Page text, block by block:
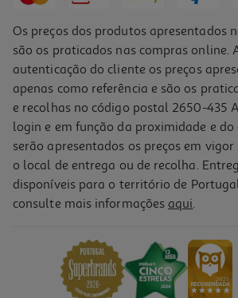
Os preços dos produtos apresentados
são os praticados nas compras online.
autenticação do cliente os preços
apenas como referência e são os
e recolhas no código postal 2650-435
login e em função da proximidade e
serão apresentados os preços em
o local de entrega ou de recolha.
disponíveis para o território de
consulte mais informações aqui.